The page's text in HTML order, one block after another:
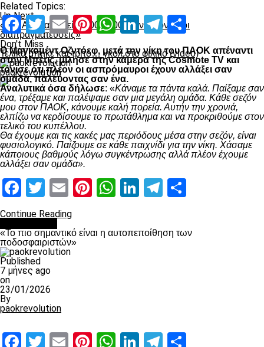
Related Topics:
Up Next
«Ο ΠΑΟΚ απαιτεί 20.000.000, συνεχίζονται οι
διαπραγματεύσεις»
Don't Miss
Τελικά μπήκε και τρίτο… γκολ στο φιλικό (video)
paokrevolution
Facebook
Twitter
EmailPinterest
WhatsApp
LinkedIn
Telegram
Ο Μαγκομέντ Οζντόεφ, μετά την νίκη του ΠΑΟΚ απέναντι
στην Μπέτις, μίλησε στην κάμερα της Cosmote TV και
τόνισε ότι πλέον οι ασπρόμαυροι έχουν αλλάξει σαν
ομάδα, παλεύοντας σαν ένα.
Αναλυτικά όσα δήλωσε: «Κάναμε τα πάντα καλά. Παίξαμε σαν
ένα, τρέξαμε και παλέψαμε σαν μια μεγάλη ομάδα. Κάθε σεζόν
μου στον ΠΑΟΚ, κάνουμε καλή πορεία. Αυτήν την χρονιά,
ελπίζω να κερδίσουμε το πρωτάθλημα και να προκριθούμε στον
τελικό του κυπέλλου.
Θα έχουμε και τις κακές μας περιόδους μέσα στην σεζόν, είναι
φυσιολογικό. Παίζουμε σε κάθε παιχνίδι για την νίκη. Χάσαμε
κάποιους βαθμούς λόγω συγκέντρωσης αλλά πλέον έχουμε
αλλάξει σαν ομάδα».
Facebook
Twitter
EmailPinterest
WhatsApp
LinkedIn
Telegram
Continue Reading
«Το πιο σημαντικό είναι η αυτοπεποίθηση των
ποδοσφαιριστών»
Published
7 μήνες ago
on
23/01/2026
By
paokrevolution
Facebook
Twitter
EmailPinterest
WhatsApp
LinkedIn
Telegram